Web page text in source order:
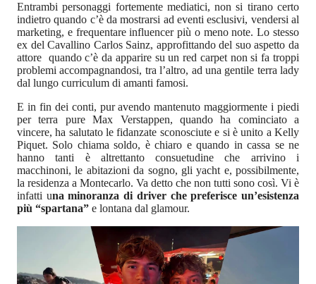
Entrambi personaggi fortemente mediatici, non si tirano certo
indietro quando c’è da mostrarsi ad eventi esclusivi, vendersi al
marketing, e frequentare influencer più o meno note. Lo stesso
ex del Cavallino Carlos Sainz, approfittando del suo aspetto da
attore quando c’è da apparire su un red carpet non si fa troppi
problemi accompagnandosi, tra l’altro, ad una gentile terra lady
dal lungo curriculum di amanti famosi.
E in fin dei conti, pur avendo mantenuto maggiormente i piedi
per terra pure Max Verstappen, quando ha cominciato a
vincere, ha salutato le fidanzate sconosciute e si è unito a Kelly
Piquet. Solo chiama soldo, è chiaro e quando in cassa se ne
hanno tanti è altrettanto consuetudine che arrivino i
macchinoni, le abitazioni da sogno, gli yacht e, possibilmente,
la residenza a Montecarlo. Va detto che non tutti sono così. Vi è
infatti una minoranza di driver che preferisce un’esistenza
più “spartana” e lontana dal glamour.